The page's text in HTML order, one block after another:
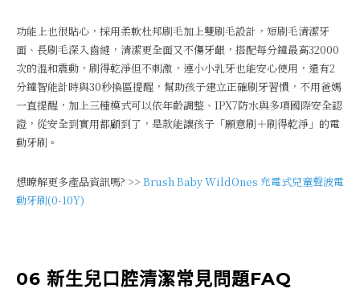
功能上也很貼心，採用柔軟杜邦刷毛加上雙刷毛設計，短刷毛清潔牙
面、長刷毛深入齒縫，清潔更全面又不傷牙齦，搭配每分鐘最高32000
次的溫和震動，刷得乾淨但不刺激，連小小乳牙也能安心使用，還有2
分鐘智能計時與30秒換區提醒，幫助孩子建立正確刷牙習慣，不用爸媽
一直提醒，加上三種模式可以依年齡調整、IPX7防水與多項國際安全認
證，從安全到實用都顧到了，是款能讓孩子「願意刷＋刷得乾淨」的電
動牙刷。
想瞭解更多產品資訊嗎? >> Brush Baby WildOnes 充電式兒童聲波電
動牙刷(0-10Y)
06 新生兒口腔清潔常見問題FAQ